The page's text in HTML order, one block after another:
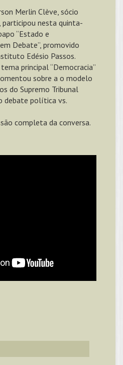
Merlin Clève, sócio
nesta quinta-
“Estado e
Debate”, promovido
Edésio Passos.
principal “Democracia”
sobre a o modelo
do Supremo Tribunal
debate política vs.
completa da conversa.